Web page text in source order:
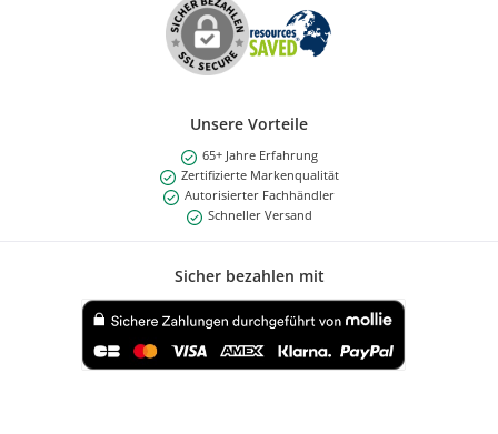
Unsere Vorteile
65+ Jahre Erfahrung
Zertifizierte Markenqualität
Autorisierter Fachhändler
Schneller Versand
Sicher bezahlen mit